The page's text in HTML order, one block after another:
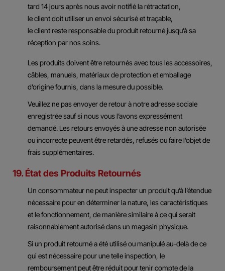
tard 14 jours après nous avoir notifié la rétractation,
le client doit utiliser un envoi sécurisé et traçable,
le client reste responsable du produit retourné jusqu’à sa
réception par nos soins.
Les produits doivent être retournés avec tous les accessoires,
câbles, manuels, matériaux de protection et emballage
d’origine fournis, dans la mesure du possible.
Veuillez ne pas envoyer de retour à notre adresse sociale
enregistrée sauf si nous vous l’avons expressément
demandé. Les retours envoyés à une adresse non autorisée
ou incorrecte peuvent être retardés, refusés ou faire l’objet de
frais supplémentaires.
19. État des Produits Retournés
Un consommateur ne peut inspecter un produit qu’à l’étendue
nécessaire pour en déterminer la nature, les caractéristiques
et le fonctionnement, de manière similaire à ce qui serait
raisonnablement autorisé dans un magasin physique.
Si un produit retourné a été utilisé ou manipulé au-delà de ce
qui est nécessaire pour une telle inspection, le
remboursement peut être réduit pour tenir compte de la